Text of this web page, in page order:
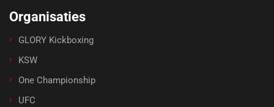
Organisaties
GLORY Kickboxing
KSW
One Championship
UFC